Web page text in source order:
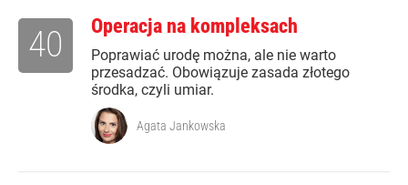
Operacja na kompleksach
Poprawiać urodę można, ale nie warto
przesadzać. Obowiązuje zasada złotego
środka, czyli umiar.
40
Agata Jankowska